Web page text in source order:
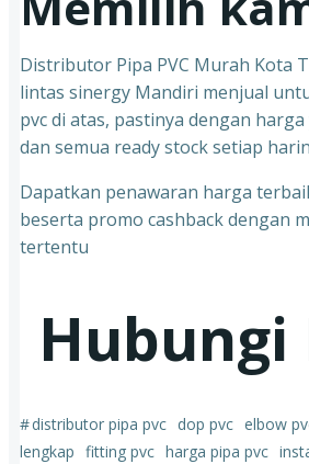
Distributor Pipa PVC Murah Kota
lintas sinergy Mandiri menjual
pvc di atas, pastinya dengan
dan semua ready stock setiap
Dapatkan penawaran harga
beserta promo cashback dengan
tertentu
Hubungi
#distributor pipa pvc dop pvc elbow
lengkap fitting pvc harga pipa pvc